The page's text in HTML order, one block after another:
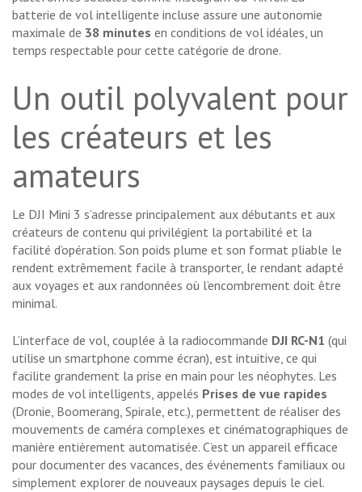
batterie de vol intelligente incluse assure une autonomie
maximale de 38 minutes en conditions de vol idéales, un
temps respectable pour cette catégorie de drone.
Un outil polyvalent pour
les créateurs et les
amateurs
Le DJI Mini 3 s’adresse principalement aux débutants et aux
créateurs de contenu qui privilégient la portabilité et la
facilité d’opération. Son poids plume et son format pliable le
rendent extrêmement facile à transporter, le rendant adapté
aux voyages et aux randonnées où l’encombrement doit être
minimal.
L’interface de vol, couplée à la radiocommande DJI RC-N1 (qui
utilise un smartphone comme écran), est intuitive, ce qui
facilite grandement la prise en main pour les néophytes. Les
modes de vol intelligents, appelés Prises de vue rapides
(Dronie, Boomerang, Spirale, etc.), permettent de réaliser des
mouvements de caméra complexes et cinématographiques de
manière entièrement automatisée. C’est un appareil efficace
pour documenter des vacances, des événements familiaux ou
simplement explorer de nouveaux paysages depuis le ciel.